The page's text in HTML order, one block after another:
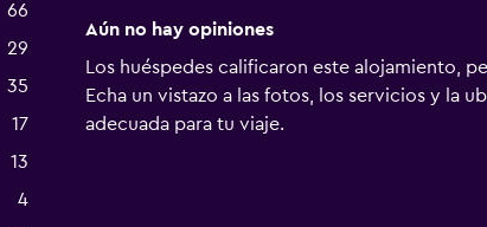
66
29
35
17
13
4
Aún no hay opiniones
Los huéspedes calificaron este alojamiento,
Echa un vistazo a las fotos, los servicios y la
adecuada para tu viaje.